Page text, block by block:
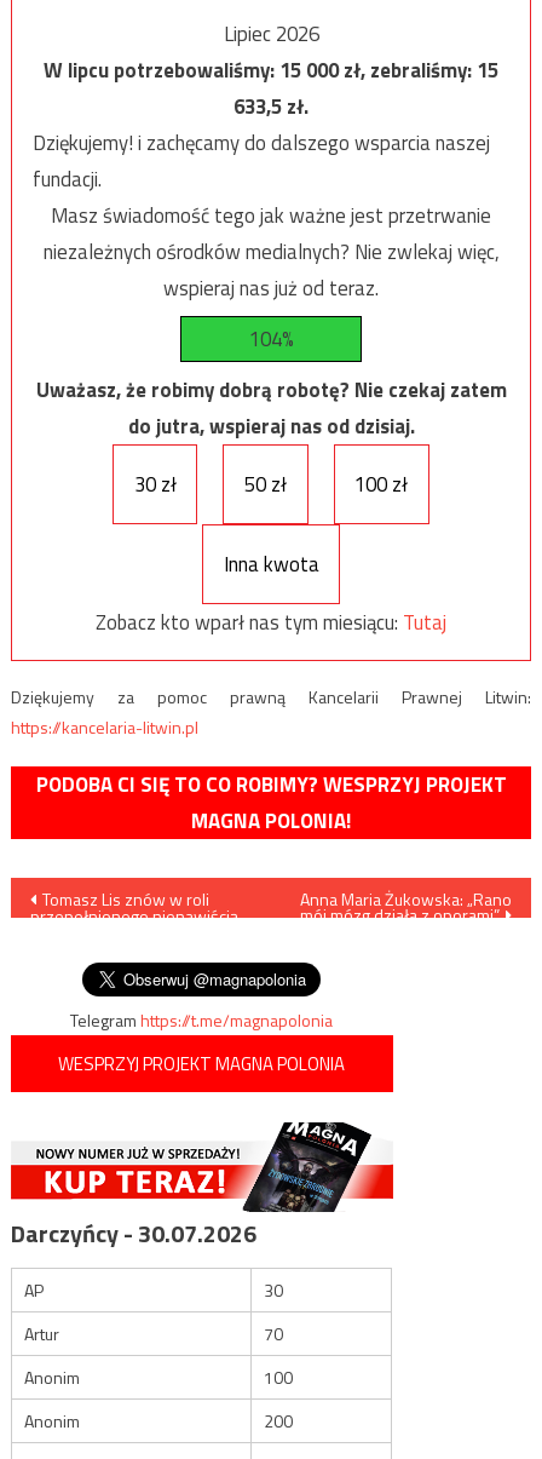
Lipiec 2026
W lipcu potrzebowaliśmy:15 000zł, zebraliśmy:15
633,5zł.
Dziękujemy! i zachęcamy do dalszego wsparcia naszej
fundacji.
Masz świadomość tego jak ważne jest przetrwanie
niezależnych ośrodków medialnych? Nie zwlekaj więc,
wspieraj nas już od teraz.
104%
Uważasz, że robimy dobrą robotę? Nie czekaj zatem
do jutra, wspieraj nas od dzisiaj.
30 zł
50 zł 100 zł
Inna kwota
Zobacz kto wparł nas tym miesiącu: Tutaj
Dziękujemy za pomoc prawną Kancelarii Prawnej Litwin:
https://kancelaria-litwin.pl
PODOBA CI SIĘ TO CO ROBIMY? WESPRZYJ PROJEKT
MAGNA POLONIA!
Nawigacja
Tomasz Lis znów w roli
przepełnionego nienawiścią
Anna Maria Żukowska: „Rano
mój mózg działa z oporami”
Telegramhttps://t.me/magnapolonia
WESPRZYJ PROJEKT MAGNA POLONIA
Darczyńcy - 30.07.2026
AP
30
Artur
70
Anonim
100
Anonim
200